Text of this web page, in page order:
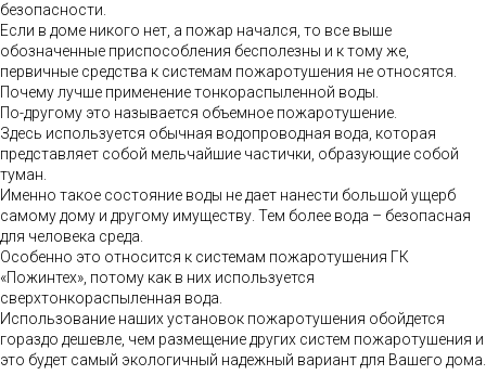
безопасности.
Если в доме никого нет, а пожар начался, то все выше
обозначенные приспособления бесполезны и к тому же,
первичные средства к системам пожаротушения не относятся.
Почему лучше применение тонкораспыленной воды.
По-другому это называется объемное пожаротушение.
Здесь используется обычная водопроводная вода, которая
представляет собой мельчайшие частички, образующие собой
туман.
Именно такое состояние воды не дает нанести большой ущерб
самому дому и другому имуществу. Тем более вода – безопасная
для человека среда.
Особенно это относится к системам пожаротушения ГК
«Пожинтех», потому как в них используется
сверхтонкораспыленная вода.
Использование наших установок пожаротушения обойдется
гораздо дешевле, чем размещение других систем пожаротушения и
это будет самый экологичный надежный вариант для Вашего дома.